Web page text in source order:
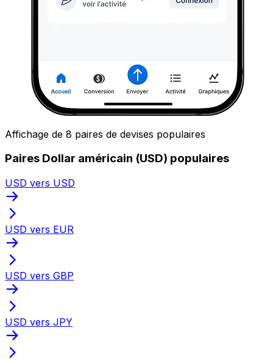
Affichage de 8 paires de devises populaires
Paires Dollar américain (USD) populaires
USD vers USD
USD vers EUR
USD vers GBP
USD vers JPY